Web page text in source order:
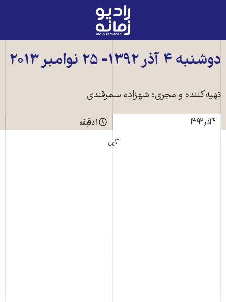
رادیو
زمانه
به
صفحه
دوشنبه ۴ آذر ۱۳۹۲- ۲۵ نوامبر ۲۰۱۳
تهیه‌کننده و مجری: شهزاده سمرقندی
۴ آذر ۱۳۹۲
۱ دقیقه
آگهی